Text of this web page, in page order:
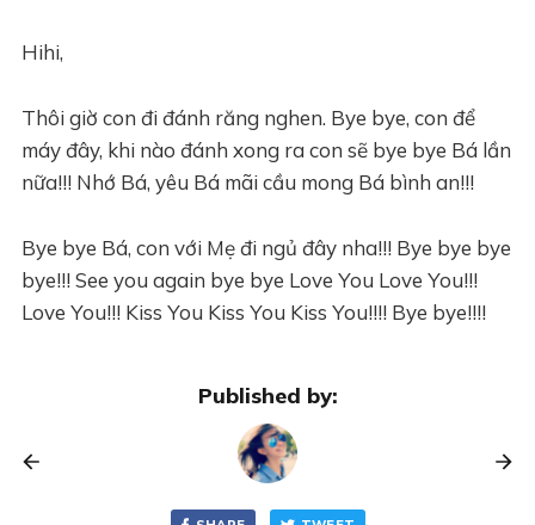
Hihi,
Thôi giờ con đi đánh răng nghen. Bye bye, con để
máy đây, khi nào đánh xong ra con sẽ bye bye Bá lần
nữa!!! Nhớ Bá, yêu Bá mãi cầu mong Bá bình an!!!
Bye bye Bá, con với Mẹ đi ngủ đây nha!!! Bye bye bye
bye!!! See you again bye bye Love You Love You!!!
Love You!!! Kiss You Kiss You Kiss You!!!! Bye bye!!!!
Published by: